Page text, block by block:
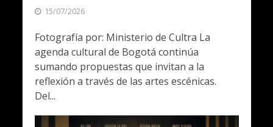
15/07/2026
Fotografía por: Ministerio de Cultra La
agenda cultural de Bogotá continúa
sumando propuestas que invitan a la
reflexión a través de las artes escénicas.
Del...